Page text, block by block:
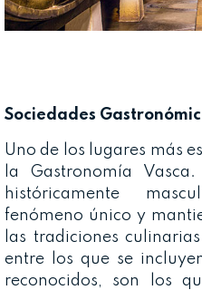
Sociedades
Uno de los lugares más
la Gastronomía
históricamente
fenómeno único y
las tradiciones
entre los que se
reconocidos, son los